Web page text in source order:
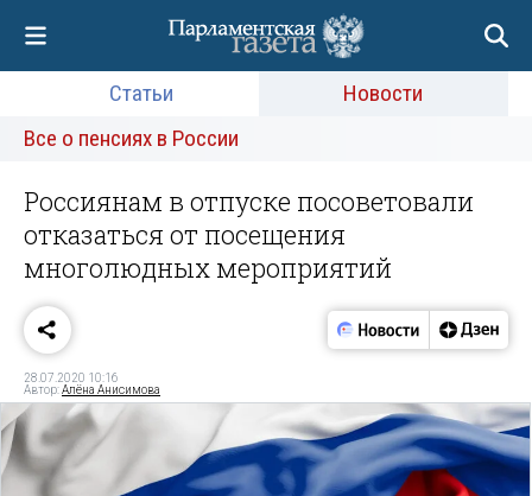
Статьи
Новости
Все о пенсиях в России
Россиянам в отпуске посоветовали
отказаться от посещения
многолюдных мероприятий
28.07.2020 10:16
Автор:Алёна Анисимова